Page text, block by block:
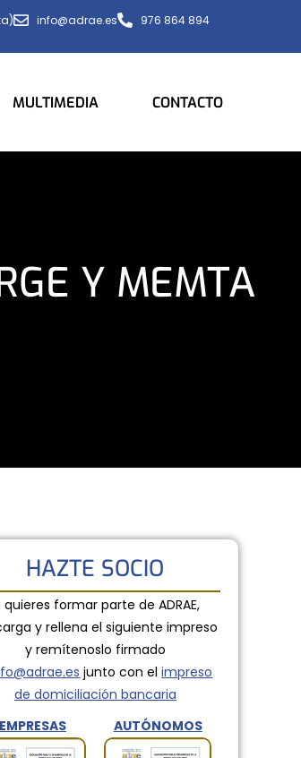
info@adrae.es 976 864 894
MULTIMEDIA CONTACTO
Y MEMTA
HAZTE SOCIO
quieres formar parte de ADRAE,
y rellena el siguiente impreso
y remítenoslo firmado
junto con elimpreso
de domiciliación bancaria
EMPRESAS
AUTÓNOMOS